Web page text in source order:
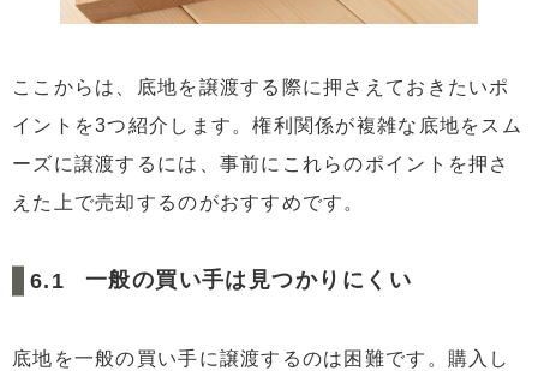
ここからは、底地を譲渡する際に押さえておきたいポ
イントを3つ紹介します。権利関係が複雑な底地をスム
ーズに譲渡するには、事前にこれらのポイントを押さ
えた上で売却するのがおすすめです。
一般の買い手は見つかりにくい
底地を一般の買い手に譲渡するのは困難です。購入し